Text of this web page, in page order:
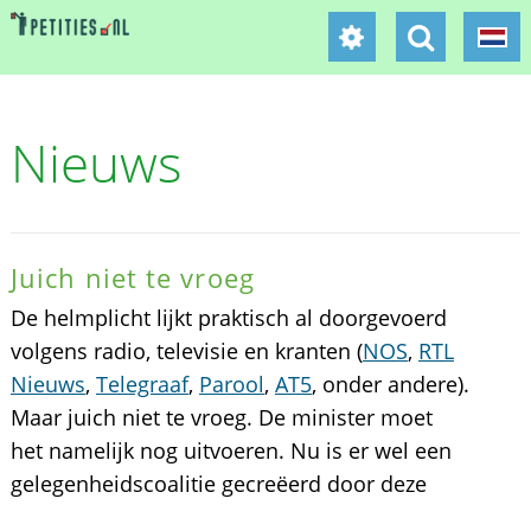
Nieuws
Juich niet te vroeg
De helmplicht lijkt praktisch al doorgevoerd
volgens radio, televisie en kranten (NOS, RTL
Nieuws, Telegraaf, Parool, AT5, onder andere).
Maar juich niet te vroeg. De minister moet
het namelijk nog uitvoeren. Nu is er wel een
gelegenheidscoalitie gecreëerd door deze